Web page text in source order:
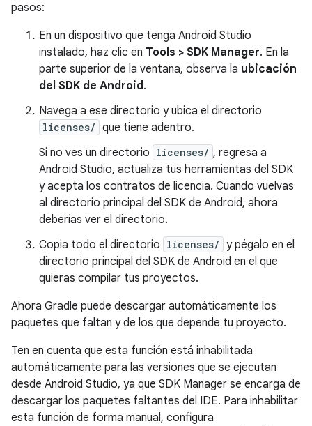
pasos:
En un dispositivo que tenga Android Studio
instalado, haz clic en Tools > SDK Manager. En la
parte superior de la ventana, observa la ubicación
del SDK de Android.
Navega a ese directorio y ubica el directorio
licenses/ que tiene adentro.
Si no ves un directorio licenses/ , regresa a
Android Studio, actualiza tus herramientas del SDK
y acepta los contratos de licencia. Cuando vuelvas
al directorio principal del SDK de Android, ahora
deberías ver el directorio.
Copia todo el directorio licenses/ y pégalo en el
directorio principal del SDK de Android en el que
quieras compilar tus proyectos.
Ahora Gradle puede descargar automáticamente los
paquetes que faltan y de los que depende tu proyecto.
Ten en cuenta que esta función está inhabilitada
automáticamente para las versiones que se ejecutan
desde Android Studio, ya que SDK Manager se encarga de
descargar los paquetes faltantes del IDE. Para inhabilitar
esta función de forma manual, configura